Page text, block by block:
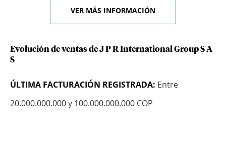
VER MÁS INFORMACIÓN
Evolución de ventas de J P R International Group S A
S
ÚLTIMA FACTURACIÓN REGISTRADA: Entre
20.000.000.000 y 100.000.000.000 COP